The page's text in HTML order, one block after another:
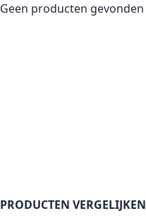
Geen producten
PRODUCTEN VERGELIJKEN